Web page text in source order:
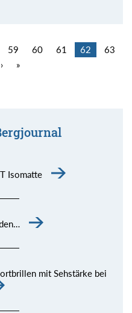
59 60 61 62
63
› »
Isomatte
mit Sehstärke bei